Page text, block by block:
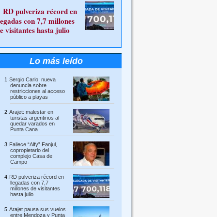
RD pulveriza récord en
con 7,7 millones
visitantes hasta julio
Lo más leído
Sergio Carlo: nueva
denuncia sobre
restricciones al acceso
público a playas
Arajet: malestar en
turistas argentinos al
quedar varados en
Punta Cana
Fallece “Alfy” Fanjul,
copropietario del
complejo Casa de
Campo
RD pulveriza récord en
llegadas con 7,7
millones de visitantes
hasta julio
Arajet pausa sus vuelos
entre Mendoza y Punta